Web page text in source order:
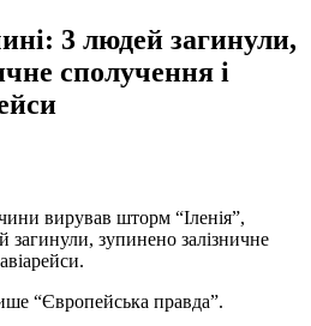
3 людей загинули,
сполучення і
вирував шторм “Іленія”,
загинули, зупинено залізничне
“Європейська правда”.